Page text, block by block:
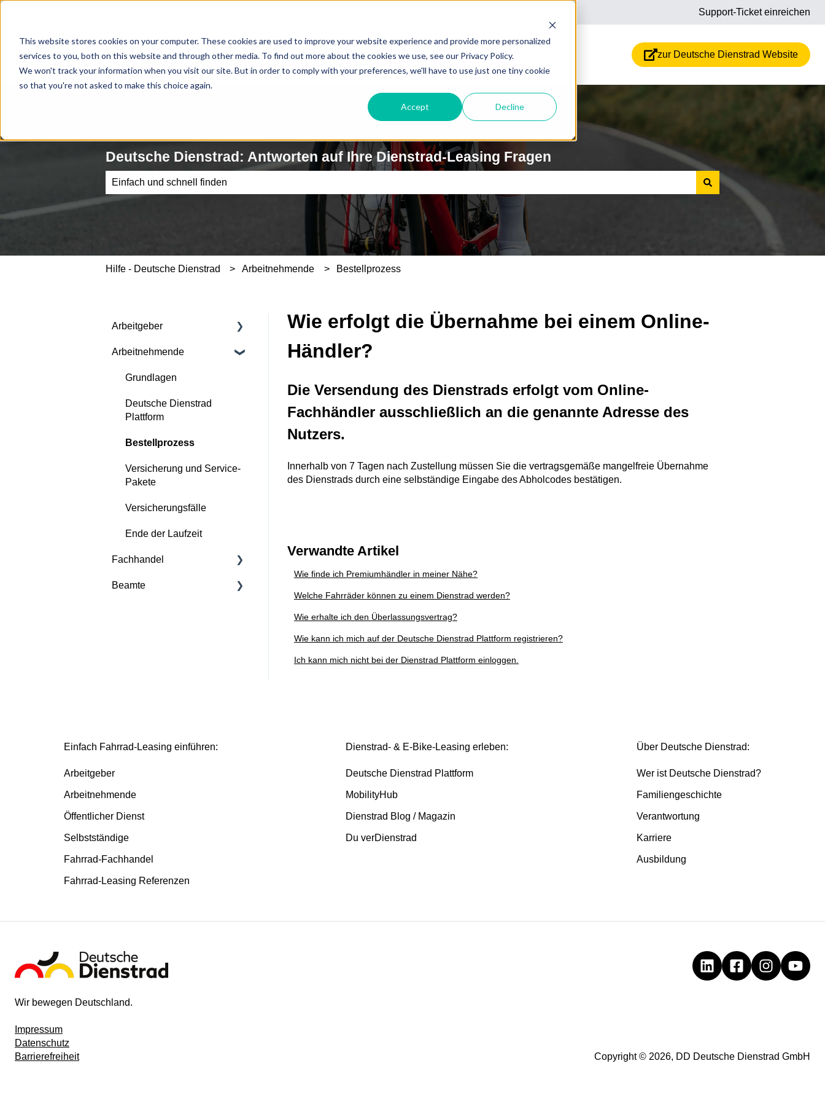
This website stores cookies on your computer. These cookies are used to improve your website experience and provide more personalized
services to you, both on this website and through other media. To find out more about the cookies we use, see our Privacy Policy.
We won't track your information when you visit our site. But in order to comply with your preferences, we'll have to use just one tiny cookie
so that you're not asked to make this choice again.
Accept Decline
Support-Ticket einreichen
zur Deutsche Dienstrad Website
Deutsche Dienstrad: Antworten auf Ihre Dienstrad-Leasing Fragen
Es gibt keine Vorschläge, da das Suchfeld leer ist.
Hilfe - Deutsche Dienstrad Arbeitnehmende Bestellprozess
Wie erfolgt die Übernahme bei einem Online-
Händler?
Die Versendung des Dienstrads erfolgt vom Online-
Fachhändler ausschließlich an die genannte Adresse des
Nutzers.
Innerhalb von 7 Tagen nach Zustellung müssen Sie die vertragsgemäße mangelfreie Übernahme
des Dienstrads durch eine selbständige Eingabe des Abholcodes bestätigen.
Verwandte Artikel
Wie finde ich Premiumhändler in meiner Nähe?
Welche Fahrräder können zu einem Dienstrad werden?
Wie erhalte ich den Überlassungsvertrag?
Wie kann ich mich auf der Deutsche Dienstrad Plattform registrieren?
Ich kann mich nicht bei der Dienstrad Plattform einloggen.
Arbeitgeber
Vertragliche Grundlagen
Versicherung und Service-
Kontinuierliche Betreuung
Deutsche Dienstrad
Störfälle
Ende der Laufzeit
Arbeitnehmende
Grundlagen
Deutsche Dienstrad
Plattform
Bestellprozess
Versicherung und Service-
Pakete
Versicherungsfälle
Ende der Laufzeit
Fachhandel
Grundlagen
Beamte
Einfach Fahrrad-Leasing einführen:
Arbeitgeber
Arbeitnehmende
Öffentlicher Dienst
Selbstständige
Fahrrad-Fachhandel
Fahrrad-Leasing Referenzen
Dienstrad- & E-Bike-Leasing erleben:
Deutsche Dienstrad Plattform
MobilityHub
Dienstrad Blog / Magazin
Du verDienstrad
Über Deutsche Dienstrad:
Wer ist Deutsche Dienstrad?
Familiengeschichte
Verantwortung
Karriere
Ausbildung
Wir bewegen Deutschland.
Impressum
Datenschutz
Barrierefreiheit
Copyright © 2026, DD Deutsche Dienstrad GmbH